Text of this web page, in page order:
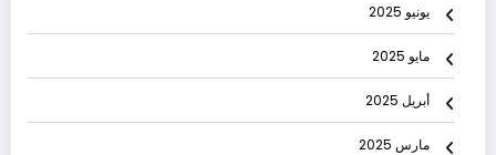
يونيو 2025
مايو 2025
أبريل 2025
مارس 2025